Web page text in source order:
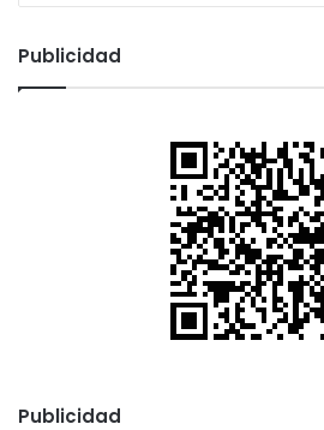
Publicidad
Publicidad